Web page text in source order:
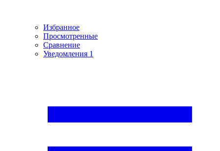
Избранное
Просмотренные
Сравнение
Уведомления 1